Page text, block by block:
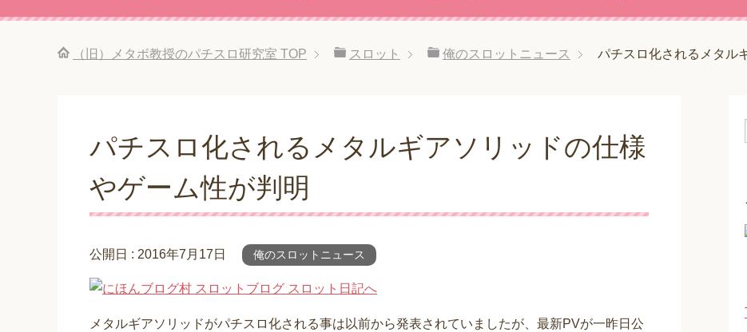
（旧）メタボ教授のパチスロ研究室 TOP スロット 俺のスロットニュース パチスロ化されるメタル
パチスロ化されるメタルギアソリッドの仕様
やゲーム性が判明
公開日 : 2016年7月17日 俺のスロットニュース
メタルギアソリッドがパチスロ化される事は以前から発表されていましたが、最新PVが一昨日公